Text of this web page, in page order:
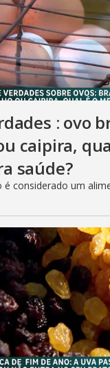
: ovo
caipira,
saúde?
é considerado um